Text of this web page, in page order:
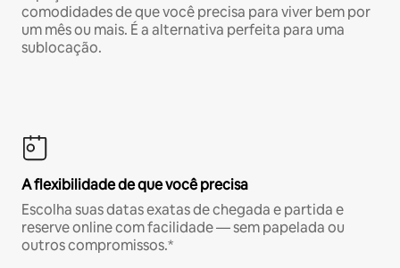
comodidades de que você precisa para viver bem por
um mês ou mais. É a alternativa perfeita para uma
sublocação.
A flexibilidade de que você precisa
Escolha suas datas exatas de chegada e partida e
reserve online com facilidade — sem papelada ou
outros compromissos.*